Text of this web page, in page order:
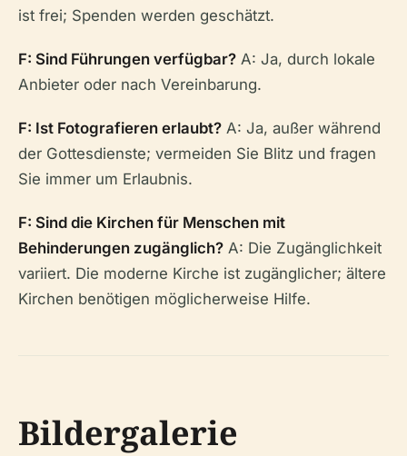
ist frei; Spenden werden geschätzt.
F: Sind Führungen verfügbar? A: Ja, durch lokale
Anbieter oder nach Vereinbarung.
F: Ist Fotografieren erlaubt? A: Ja, außer während
der Gottesdienste; vermeiden Sie Blitz und fragen
Sie immer um Erlaubnis.
F: Sind die Kirchen für Menschen mit
Behinderungen zugänglich? A: Die Zugänglichkeit
variiert. Die moderne Kirche ist zugänglicher; ältere
Kirchen benötigen möglicherweise Hilfe.
Bildergalerie